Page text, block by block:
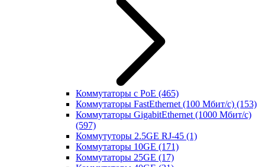
Коммутаторы с PoE (465)
Коммутаторы FastEthernet (100 Мбит/с) (153)
Коммутаторы GigabitEthernet (1000 Мбит/с)
(597)
Коммутуторы 2.5GE RJ-45 (1)
Коммутаторы 10GE (171)
Коммутаторы 25GE (17)